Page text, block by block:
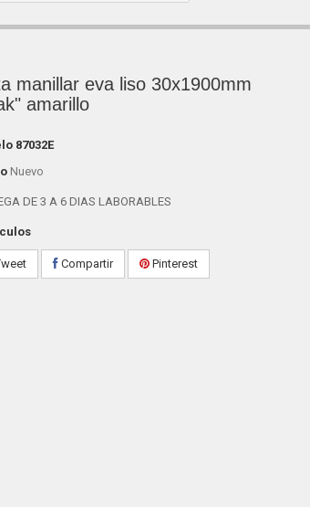
manillar eva liso 30x1900mm
amarillo
87032E
Nuevo
DE 3 A 6 DIAS LABORABLES
Compartir Pinterest